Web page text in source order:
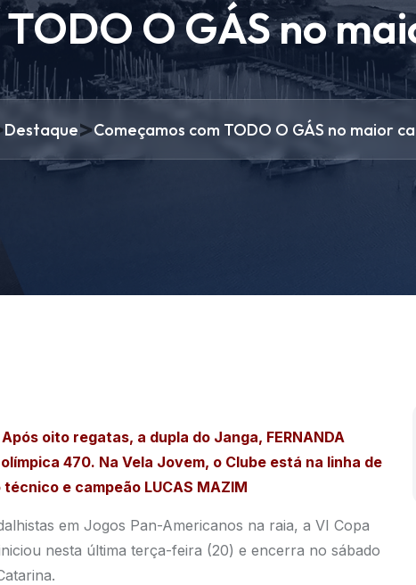
O GÁS no
Destaque>Começamos com TODO O GÁS no maior
oito regatas, a dupla do Janga, FERNANDA
470. Na Vela Jovem, o Clube está na linha de
e campeão LUCAS MAZIM
em Jogos Pan-Americanos na raia, a VI Copa
nesta última terça-feira (20) e encerra no sábado